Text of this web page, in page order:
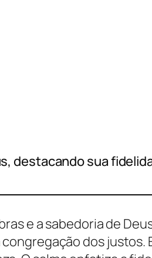
destacando sua
e a sabedoria de
dos